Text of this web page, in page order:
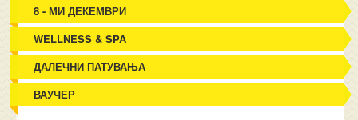
8 - МИ ДЕКЕМВРИ
WELLNESS & SPA
ДАЛЕЧНИ ПАТУВАЊА
ВАУЧЕР